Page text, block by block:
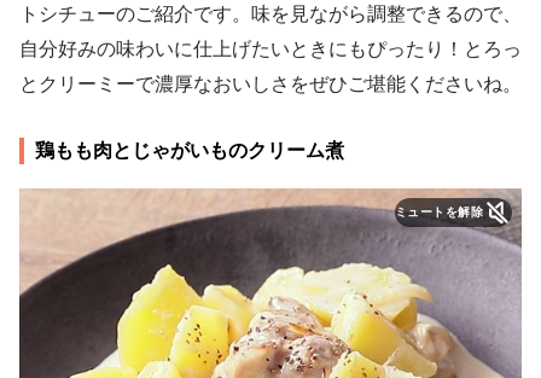
トシチューのご紹介です。味を見ながら調整できるので、
自分好みの味わいに仕上げたいときにもぴったり！とろっ
とクリーミーで濃厚なおいしさをぜひご堪能くださいね。
鶏もも肉とじゃがいものクリーム煮
ミュートを解除